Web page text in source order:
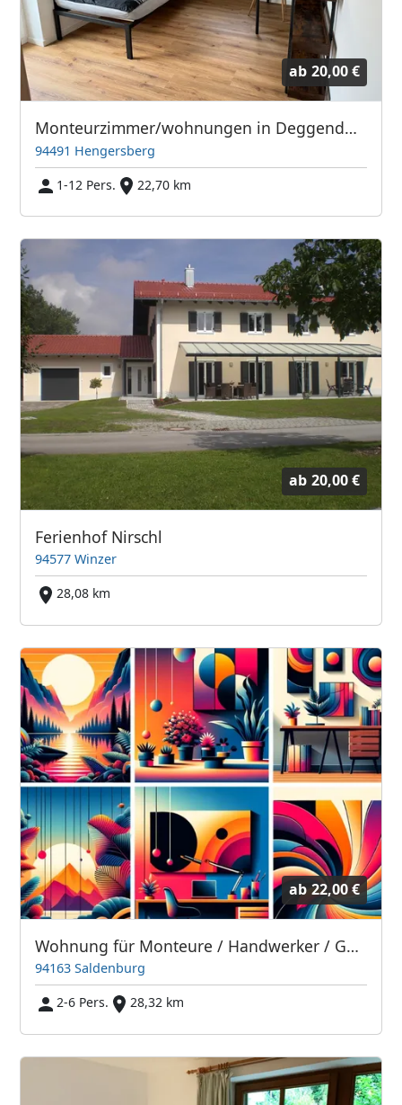
ab 20,00 €
Monteurzimmer/wohnungen in Deggendorf und Hengersberg
94491 Hengersberg
1-12 Pers.
22,70 km
ab 20,00 €
Ferienhof Nirschl
94577 Winzer
28,08 km
ab 22,00 €
Wohnung für Monteure / Handwerker / Geschäftsreisende
94163 Saldenburg
2-6 Pers.
28,32 km